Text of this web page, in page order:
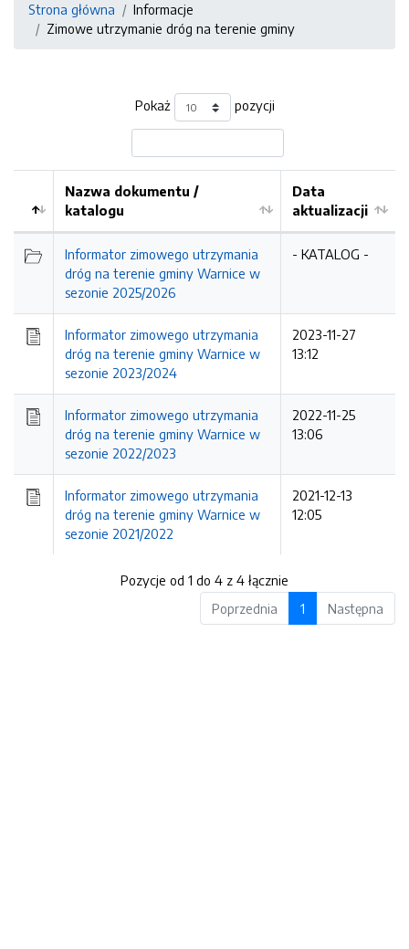
Strona główna
Informacje
Zimowe utrzymanie dróg na terenie gminy
Pokaż pozycji
Nazwa dokumentu /
katalogu
Data
aktualizacji
Informator zimowego utrzymania
dróg na terenie gminy Warnice w
sezonie 2025/2026
- KATALOG -
Informator zimowego utrzymania
dróg na terenie gminy Warnice w
sezonie 2023/2024
2023-11-27
13:12
Informator zimowego utrzymania
dróg na terenie gminy Warnice w
sezonie 2022/2023
2022-11-25
13:06
Informator zimowego utrzymania
dróg na terenie gminy Warnice w
sezonie 2021/2022
2021-12-13
12:05
Pozycje od 1 do 4 z 4 łącznie
Poprzednia
1 Następna